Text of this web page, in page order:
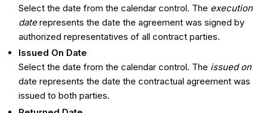
Select the date from the calendar control. The execution
daterepresents the date the agreement was signed by
authorized representatives of all contract parties.
Issued On Date
Select the date from the calendar control. The issued on
date represents the date the contractual agreement was
issued to both parties.